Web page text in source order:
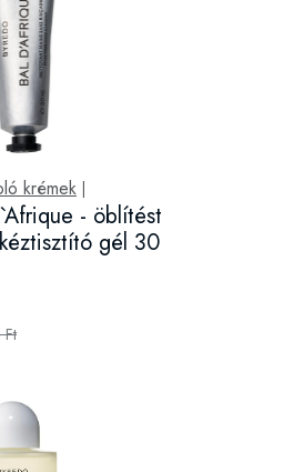
krémek|
- öblítést
gél 30